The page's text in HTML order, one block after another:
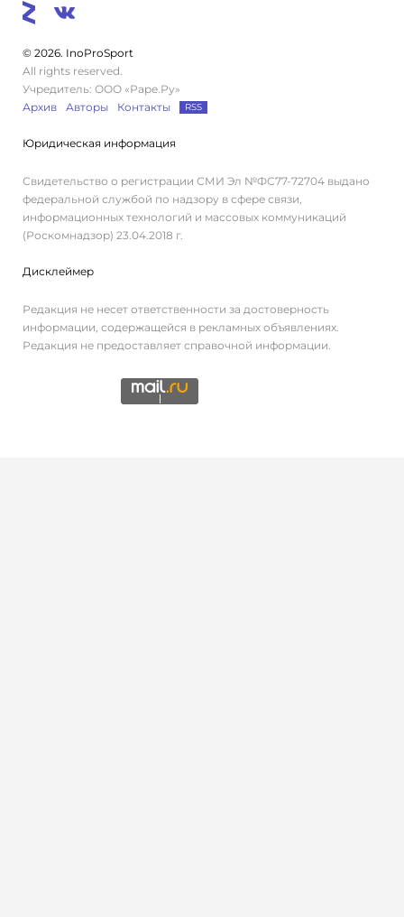
© 2026. InoProSport
All rights reserved.
Учредитель: ООО «Раре.Ру»
Архив
Авторы Контакты RSS
Юридическая информация
Свидетельство о регистрации СМИ Эл №ФС77-72704 выдано
федеральной службой по надзору в сфере связи,
информационных технологий и массовых коммуникаций
(Роскомнадзор) 23.04.2018 г.
Дисклеймер
Редакция не несет ответственности за достоверность
информации, содержащейся в рекламных объявлениях.
Редакция не предоставляет справочной информации.